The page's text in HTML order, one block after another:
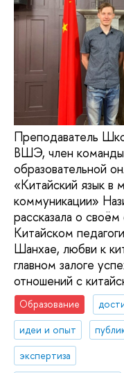
Преподаватель
ВШЭ, член команды
образовательной
«Китайский язык в
коммуникации»
рассказала о
Китайском
Шанхае, любви к
главном залоге
отношений с
Образование
идеи и опыт
экспертиза